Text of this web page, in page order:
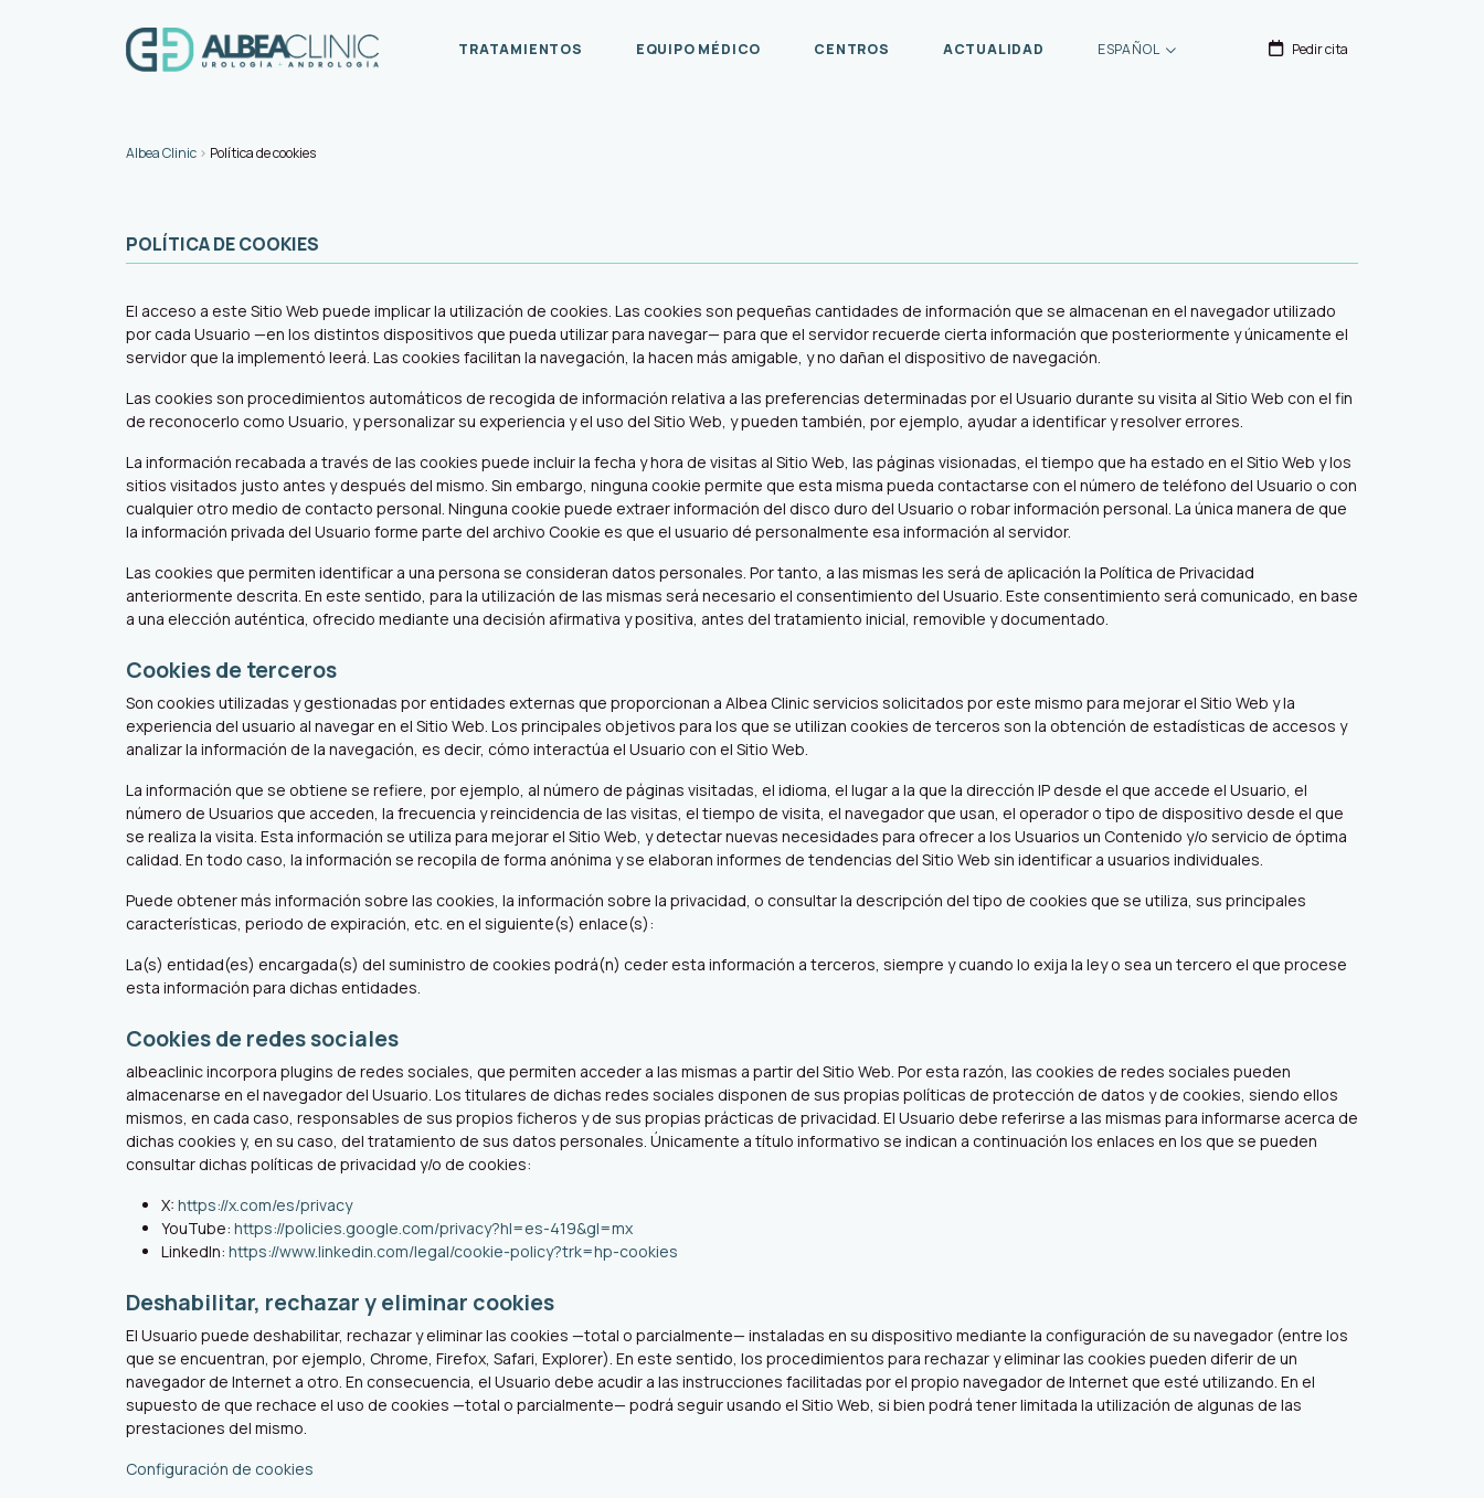
Navegación principal TRATAMIENTOS EQUIPO MÉDICO CENTROS ACTUALIDAD ESPAÑOL Pedir cita
Albea Clinic > Política de cookies
POLÍTICA DE COOKIES
El acceso a este Sitio Web puede implicar la utilización de cookies. Las cookies son pequeñas cantidades de información que se almacenan en el navegador utilizado
por cada Usuario —en los distintos dispositivos que pueda utilizar para navegar— para que el servidor recuerde cierta información que posteriormente y únicamente el
servidor que la implementó leerá. Las cookies facilitan la navegación, la hacen más amigable, y no dañan el dispositivo de navegación.
Las cookies son procedimientos automáticos de recogida de información relativa a las preferencias determinadas por el Usuario durante su visita al Sitio Web con el fin
de reconocerlo como Usuario, y personalizar su experiencia y el uso del Sitio Web, y pueden también, por ejemplo, ayudar a identificar y resolver errores.
La información recabada a través de las cookies puede incluir la fecha y hora de visitas al Sitio Web, las páginas visionadas, el tiempo que ha estado en el Sitio Web y los
sitios visitados justo antes y después del mismo. Sin embargo, ninguna cookie permite que esta misma pueda contactarse con el número de teléfono del Usuario o con
cualquier otro medio de contacto personal. Ninguna cookie puede extraer información del disco duro del Usuario o robar información personal. La única manera de que
la información privada del Usuario forme parte del archivo Cookie es que el usuario dé personalmente esa información al servidor.
Las cookies que permiten identificar a una persona se consideran datos personales. Por tanto, a las mismas les será de aplicación la Política de Privacidad
anteriormente descrita. En este sentido, para la utilización de las mismas será necesario el consentimiento del Usuario. Este consentimiento será comunicado, en base
a una elección auténtica, ofrecido mediante una decisión afirmativa y positiva, antes del tratamiento inicial, removible y documentado.
Cookies de terceros
Son cookies utilizadas y gestionadas por entidades externas que proporcionan a Albea Clinic servicios solicitados por este mismo para mejorar el Sitio Web y la
experiencia del usuario al navegar en el Sitio Web. Los principales objetivos para los que se utilizan cookies de terceros son la obtención de estadísticas de accesos y
analizar la información de la navegación, es decir, cómo interactúa el Usuario con el Sitio Web.
La información que se obtiene se refiere, por ejemplo, al número de páginas visitadas, el idioma, el lugar a la que la dirección IP desde el que accede el Usuario, el
número de Usuarios que acceden, la frecuencia y reincidencia de las visitas, el tiempo de visita, el navegador que usan, el operador o tipo de dispositivo desde el que
se realiza la visita. Esta información se utiliza para mejorar el Sitio Web, y detectar nuevas necesidades para ofrecer a los Usuarios un Contenido y/o servicio de óptima
calidad. En todo caso, la información se recopila de forma anónima y se elaboran informes de tendencias del Sitio Web sin identificar a usuarios individuales.
Puede obtener más información sobre las cookies, la información sobre la privacidad, o consultar la descripción del tipo de cookies que se utiliza, sus principales
características, periodo de expiración, etc. en el siguiente(s) enlace(s):
La(s) entidad(es) encargada(s) del suministro de cookies podrá(n) ceder esta información a terceros, siempre y cuando lo exija la ley o sea un tercero el que procese
esta información para dichas entidades.
Cookies de redes sociales
albeaclinic incorpora plugins de redes sociales, que permiten acceder a las mismas a partir del Sitio Web. Por esta razón, las cookies de redes sociales pueden
almacenarse en el navegador del Usuario. Los titulares de dichas redes sociales disponen de sus propias políticas de protección de datos y de cookies, siendo ellos
mismos, en cada caso, responsables de sus propios ficheros y de sus propias prácticas de privacidad. El Usuario debe referirse a las mismas para informarse acerca de
dichas cookies y, en su caso, del tratamiento de sus datos personales. Únicamente a título informativo se indican a continuación los enlaces en los que se pueden
consultar dichas políticas de privacidad y/o de cookies:
X: https://x.com/es/privacy
YouTube: https://policies.google.com/privacy?hl=es-419&gl=mx
LinkedIn: https://www.linkedin.com/legal/cookie-policy?trk=hp-cookies
Deshabilitar, rechazar y eliminar cookies
El Usuario puede deshabilitar, rechazar y eliminar las cookies —total o parcialmente— instaladas en su dispositivo mediante la configuración de su navegador (entre los
que se encuentran, por ejemplo, Chrome, Firefox, Safari, Explorer). En este sentido, los procedimientos para rechazar y eliminar las cookies pueden diferir de un
navegador de Internet a otro. En consecuencia, el Usuario debe acudir a las instrucciones facilitadas por el propio navegador de Internet que esté utilizando. En el
supuesto de que rechace el uso de cookies —total o parcialmente— podrá seguir usando el Sitio Web, si bien podrá tener limitada la utilización de algunas de las
prestaciones del mismo.
Configuración de cookies